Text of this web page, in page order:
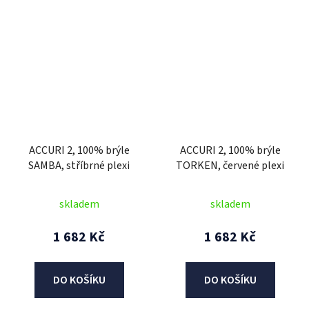
ACCURI 2, 100% brýle
SAMBA, stříbrné plexi
skladem
1 682 Kč
DO KOŠÍKU
ACCURI 2, 100% brýle
TORKEN, červené plexi
skladem
1 682 Kč
DO KOŠÍKU